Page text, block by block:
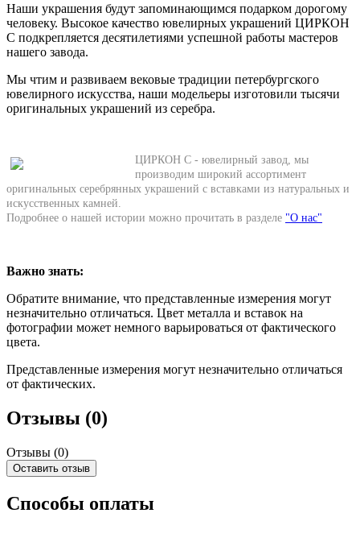
Наши украшения будут запоминающимся подарком дорогому
человеку. Высокое качество ювелирных украшений ЦИРКОН
С подкрепляется десятилетиями успешной работы мастеров
нашего завода.
Мы чтим и развиваем вековые традиции петербургского
ювелирного искусства, наши модельеры изготовили тысячи
оригинальных украшений из серебра.
ЦИРКОН С - ювелирный завод, мы
производим широкий ассортимент
оригинальных серебрянных украшений с вставками из натуральных и
искусственных камней.
Подробнее о нашей истории можно прочитать в разделе "О нас"
Важно знать:
Обратите внимание, что представленные измерения могут
незначительно отличаться. Цвет металла и вставок на
фотографии может немного варьироваться от фактического
цвета.
Представленные измерения могут незначительно отличаться
от фактических.
Отзывы (0)
Отзывы (0)
Оставить отзыв
Способы оплаты